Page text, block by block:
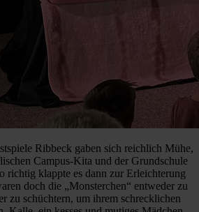
Ribbeck gaben sich reichlich Mühe,
Campus-Kita und der Grundschule
richtig klappte es dann zur Erleichterung
doch die „Monsterchen“ entweder zu
zu schüchtern, um ihrem schrecklichen